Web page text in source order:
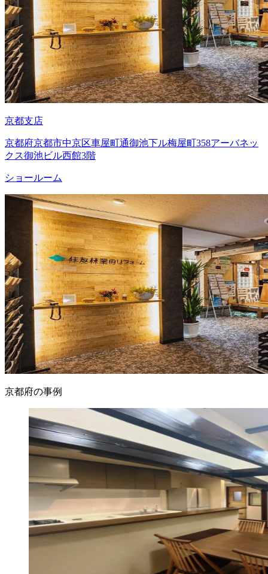
京都支店
京都府京都市中京区車屋町通御池下ル梅屋町358アーバネッ
クス御池ビル西館3階
ショールーム
京都府の事例